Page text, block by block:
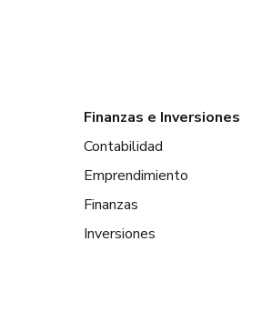
Finanzas e Inversiones
Contabilidad
Emprendimiento
Finanzas
Inversiones